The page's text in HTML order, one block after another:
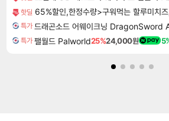
핫딜 65%할인,한정수량>구워먹는 할루미치
특가
특가 팰월드 Palworld25%24,000원